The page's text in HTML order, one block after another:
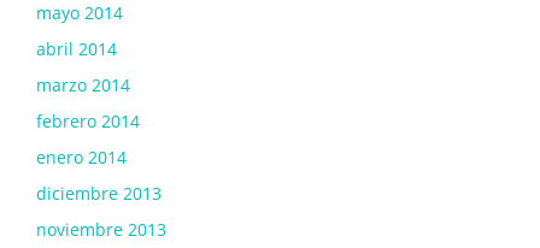
mayo 2014
abril 2014
marzo 2014
febrero 2014
enero 2014
diciembre 2013
noviembre 2013